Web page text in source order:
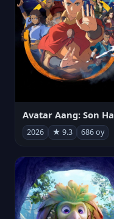
2026 ★ 9.3 686 oy